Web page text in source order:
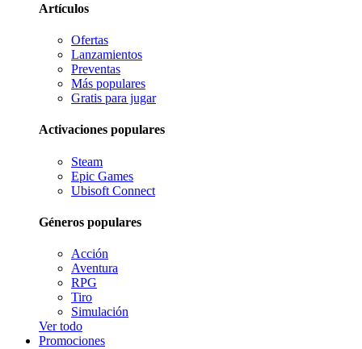
Artículos
Ofertas
Lanzamientos
Preventas
Más populares
Gratis para jugar
Activaciones populares
Steam
Epic Games
Ubisoft Connect
Géneros populares
Acción
Aventura
RPG
Tiro
Simulación
Ver todo
Promociones